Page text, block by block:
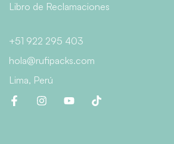
Libro de Reclamaciones
+51 922 295 403
hola@rufipacks.com
Lima, Perú